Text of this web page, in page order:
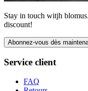
Stay in touch witjh
discount!
Abonnez-vous dès
Service client
FAQ